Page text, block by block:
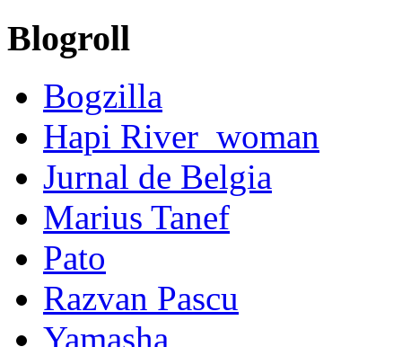
Blogroll
Bogzilla
Hapi River_woman
Jurnal de Belgia
Marius Tanef
Pato
Razvan Pascu
Yamasha